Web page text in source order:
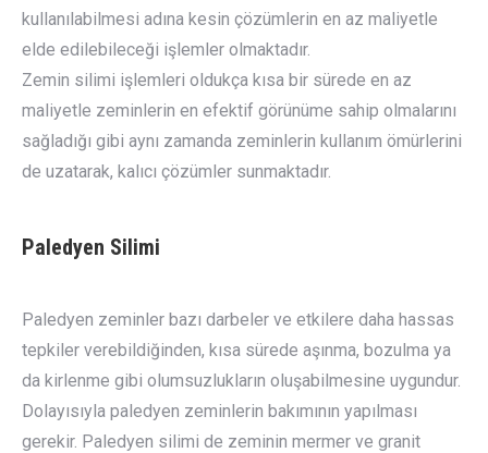
kullanılabilmesi adına kesin çözümlerin en az maliyetle
elde edilebileceği işlemler olmaktadır.
Zemin silimi işlemleri oldukça kısa bir sürede en az
maliyetle zeminlerin en efektif görünüme sahip olmalarını
sağladığı gibi aynı zamanda zeminlerin kullanım ömürlerini
de uzatarak, kalıcı çözümler sunmaktadır.
Paledyen Silimi
Paledyen zeminler bazı darbeler ve etkilere daha hassas
tepkiler verebildiğinden, kısa sürede aşınma, bozulma ya
da kirlenme gibi olumsuzlukların oluşabilmesine uygundur.
Dolayısıyla paledyen zeminlerin bakımının yapılması
gerekir. Paledyen silimi de zeminin mermer ve granit